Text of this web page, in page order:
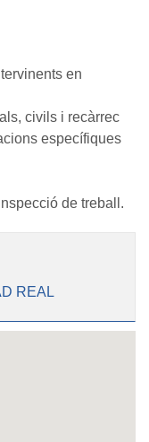
en
civils i recàrrec
específiques
de treball.
REAL